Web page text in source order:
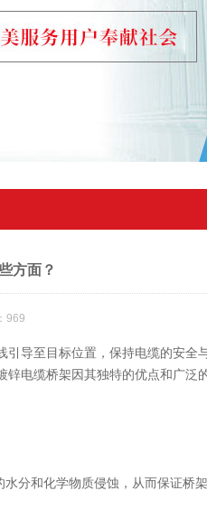
方面？
969
导至目标位置，保持电缆的安全
电缆桥架因其独特的优点和广泛
分和化学物质侵蚀，从而保证桥